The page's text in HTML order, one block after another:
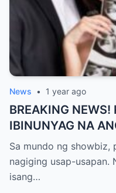
News • 1 year ago
BREAKING NEWS!
IBINUNYAG NA
KATHNIEL!
Katotohanan,
NAGULANTANG
Sa mundo ng showbiz,
nagiging usap-usapan.
isang…